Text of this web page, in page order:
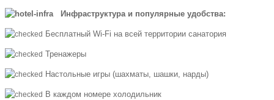
Инфраструктура и популярные удобства:
Бесплатный Wi-Fi на всей территории санатория
Тренажеры
Настольные игры (шахматы, шашки, нарды)
В каждом номере холодильник